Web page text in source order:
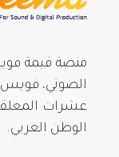
منصة قيمة
الصوتي، فويس
عشرات
الوطن العربي.